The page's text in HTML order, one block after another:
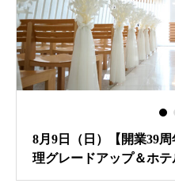
8月9日（日）【開業39
理グレードアップ＆ホテ